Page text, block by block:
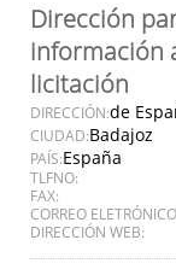
Dirección
información
licitación
DIRECCIÓN:de
CIUDAD:Badajoz
PAÍS:España
TLFNO:
FAX:
CORREO
DIRECCIÓN WEB: